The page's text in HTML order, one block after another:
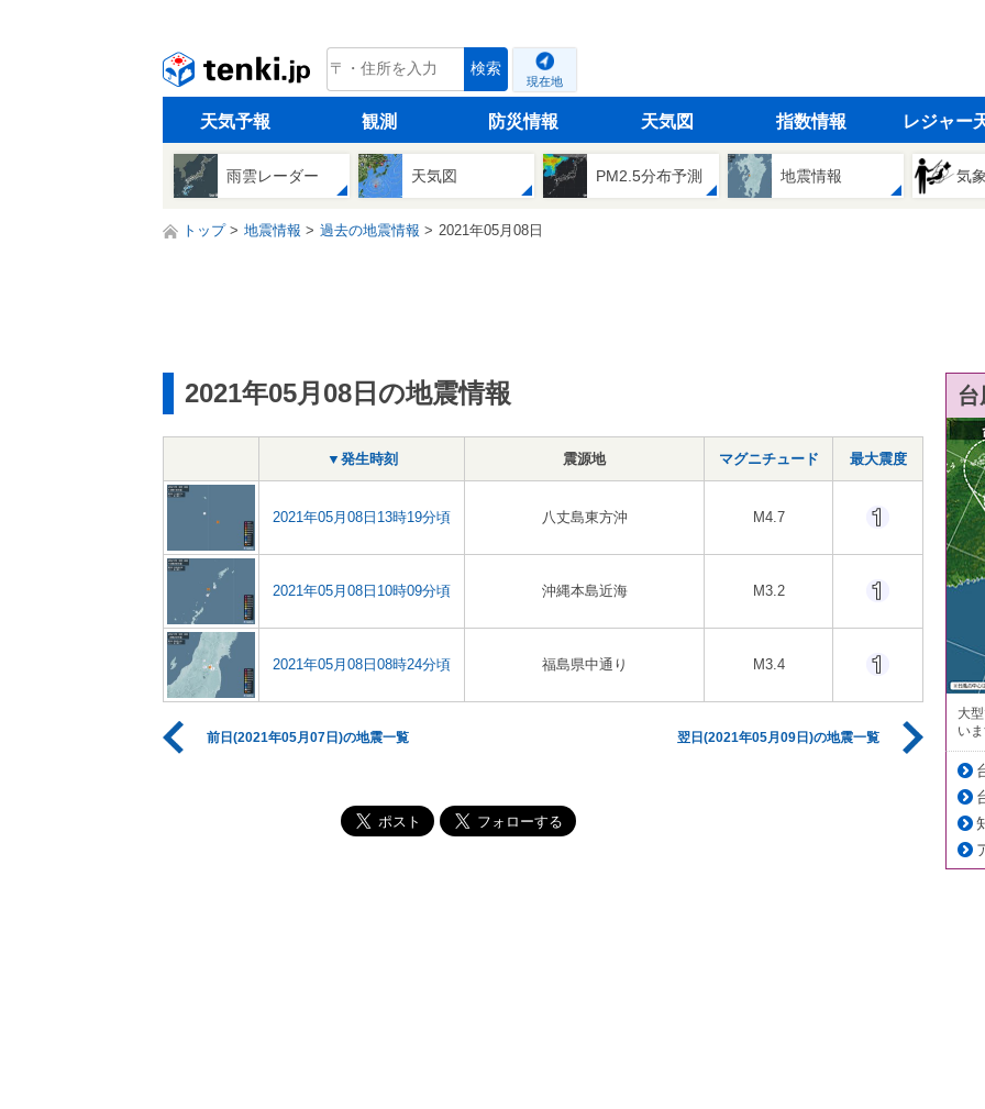
tenki.jp 検索
現在地
天気予報 観測 防災情報 天気図 指数情報 レジャー
雨雲レーダー 天気図 PM2.5分布予測 地震情報 気
トップ 地震情報 過去の地震情報 2021年05月08日
2021年05月08日の地震情報
▼発生時刻 震源地 マグニチュード 最大震度
2021年05月08日13時19分頃 八丈島東方沖 M4.7
2021年05月08日10時09分頃 沖縄本島近海 M3.2
2021年05月08日08時24分頃 福島県中通り M3.4
前日(2021年05月07日)の地震一覧 翌日(2021年05月09日)の地震一覧
大
い